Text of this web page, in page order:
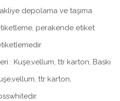
depolama ve taşıma
perakende etiket
: Kuşe,vellum, ttr karton, Baskı
ttr karton,